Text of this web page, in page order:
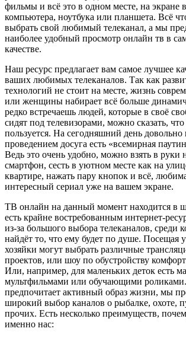
фильмы и всё это в одном месте, на экране
компьютера, ноутбука или планшета. Всё
выбрать свой любимый телеканал, а мы
наиболее удобный просмотр онлайн тв в
качестве.
Наш ресурс предлагает вам самое лучшее
ваших любимых телеканалов. Так как
технологий не стоит на месте, жизнь
или женщины набирает всё больше
редко встречаешь людей, которые в своё
сидят под телевизорами, можно сказать,
пользуется. На сегодняшний день
проведением досуга есть «всемирная
Ведь это очень удобно, можно взять в руки
смартфон, сесть в уютном месте как на
квартире, нажать пару кнопок и всё,
интересный сериал уже на вашем экране.
ТВ онлайн на данный момент находится в
есть крайне востребованным интернет-
из-за большого выбора телеканалов, среди
найдёт то, что ему будет по душе. Посещая
хозяйки могут выбрать различные
проектов, или шоу по обустройству
Или, например, для маленьких деток есть
мультфильмами или обучающими
предпочитает активный образ жизни, мы
широкий выбор каналов о рыбалке, охоте,
прочих. Есть несколько преимуществ,
именно нас: